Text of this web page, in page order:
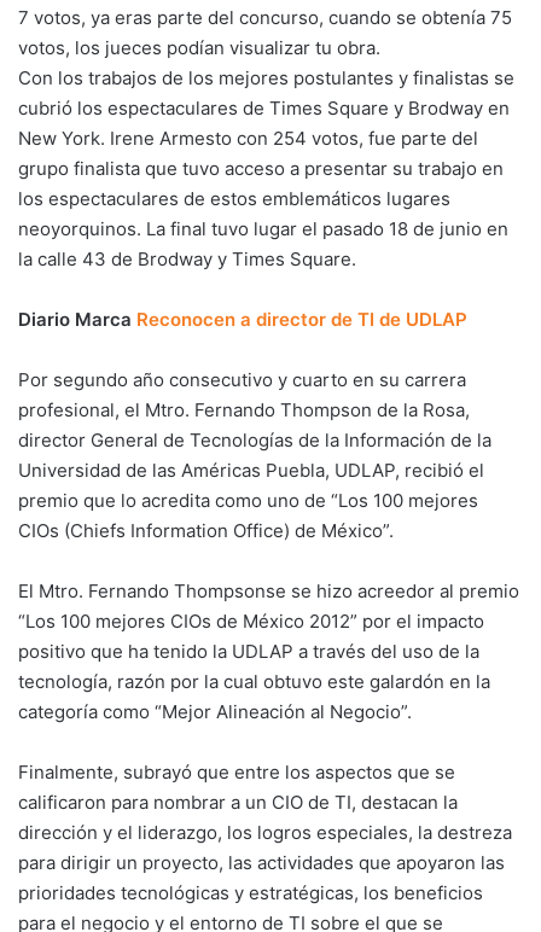
7 votos, ya eras parte del concurso, cuando se obtenía 75
votos, los jueces podían visualizar tu obra.
Con los trabajos de los mejores postulantes y finalistas se
cubrió los espectaculares de Times Square y Brodway en
New York. Irene Armesto con 254 votos, fue parte del
grupo finalista que tuvo acceso a presentar su trabajo en
los espectaculares de estos emblemáticos lugares
neoyorquinos. La final tuvo lugar el pasado 18 de junio en
la calle 43 de Brodway y Times Square.
Diario Marca Reconocen a director de TI de UDLAP
Por segundo año consecutivo y cuarto en su carrera
profesional, el Mtro. Fernando Thompson de la Rosa,
director General de Tecnologías de la Información de la
Universidad de las Américas Puebla, UDLAP, recibió el
premio que lo acredita como uno de “Los 100 mejores
CIOs (Chiefs Information Office) de México”.
El Mtro. Fernando Thompsonse se hizo acreedor al premio
“Los 100 mejores CIOs de México 2012” por el impacto
positivo que ha tenido la UDLAP a través del uso de la
tecnología, razón por la cual obtuvo este galardón en la
categoría como “Mejor Alineación al Negocio”.
Finalmente, subrayó que entre los aspectos que se
calificaron para nombrar a un CIO de TI, destacan la
dirección y el liderazgo, los logros especiales, la destreza
para dirigir un proyecto, las actividades que apoyaron las
prioridades tecnológicas y estratégicas, los beneficios
para el negocio y el entorno de TI sobre el que se